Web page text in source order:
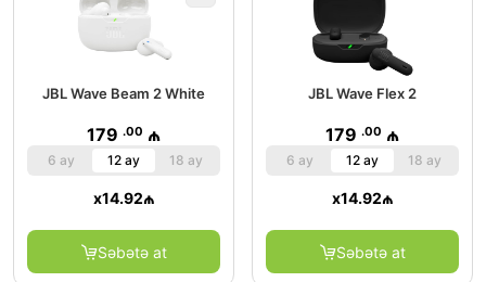
JBL Wave Beam 2 White
179 .00 ₼
6 ay 12 ay 18 ay
x14.92₼
Səbətə at
JBL Wave Flex 2
179 .00 ₼
6 ay 12 ay 18 ay
x14.92₼
Səbətə at